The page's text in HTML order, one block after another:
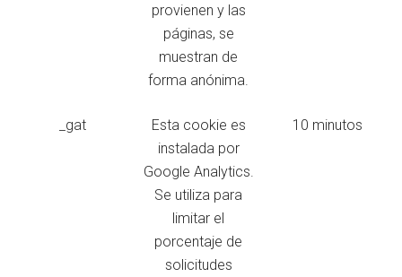
provienen y las
páginas, se
muestran de
forma anónima.
_gat
Esta cookie es
instalada por
Google Analytics.
Se utiliza para
limitar el
porcentaje de
solicitudes
10 minutos